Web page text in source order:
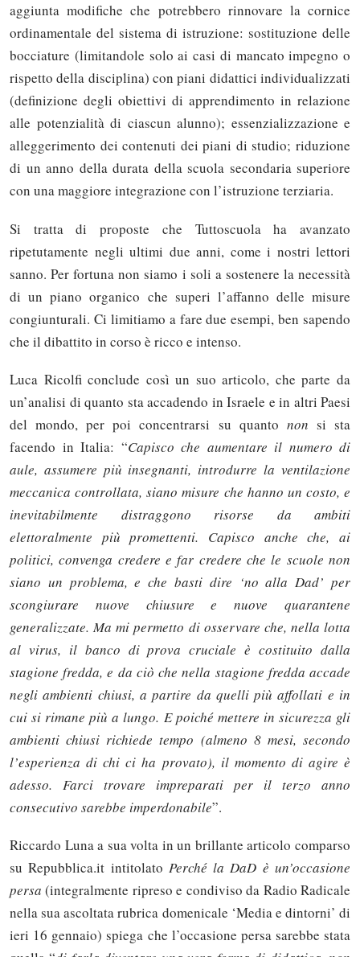
aggiunta modifiche che potrebbero rinnovare la cornice
ordinamentale del sistema di istruzione: sostituzione delle
bocciature (limitandole solo ai casi di mancato impegno o
rispetto della disciplina) con piani didattici individualizzati
(definizione degli obiettivi di apprendimento in relazione
alle potenzialità di ciascun alunno); essenzializzazione e
alleggerimento dei contenuti dei piani di studio; riduzione
di un anno della durata della scuola secondaria superiore
con una maggiore integrazione con l’istruzione terziaria.
Si tratta di proposte che Tuttoscuola ha avanzato
ripetutamente negli ultimi due anni, come i nostri lettori
sanno. Per fortuna non siamo i soli a sostenere la necessità
di un piano organico che superi l’affanno delle misure
congiunturali. Ci limitiamo a fare due esempi, ben sapendo
che il dibattito in corso è ricco e intenso.
Luca Ricolfi conclude così un suo articolo, che parte da
un’analisi di quanto sta accadendo in Israele e in altri Paesi
del mondo, per poi concentrarsi su quanto non si sta
facendo in Italia: “Capisco che aumentare il numero di
aule, assumere più insegnanti, introdurre la ventilazione
meccanica controllata, siano misure che hanno un costo, e
inevitabilmente distraggono risorse da ambiti
elettoralmente più promettenti. Capisco anche che, ai
politici, convenga credere e far credere che le scuole non
siano un problema, e che basti dire ‘no alla Dad’ per
scongiurare nuove chiusure e nuove quarantene
generalizzate. Ma mi permetto di osservare che, nella lotta
al virus, il banco di prova cruciale è costituito dalla
stagione fredda, e da ciò che nella stagione fredda accade
negli ambienti chiusi, a partire da quelli più affollati e in
cui si rimane più a lungo. E poiché mettere in sicurezza gli
ambienti chiusi richiede tempo (almeno 8 mesi, secondo
l’esperienza di chi ci ha provato), il momento di agire è
adesso. Farci trovare impreparati per il terzo anno
consecutivo sarebbe imperdonabile”.
Riccardo Luna a sua volta in un brillante articolo comparso
su Repubblica.it intitolato Perché la DaD è un’occasione
persa (integralmente ripreso e condiviso da Radio Radicale
nella sua ascoltata rubrica domenicale ‘Media e dintorni’ di
ieri 16 gennaio) spiega che l’occasione persa sarebbe stata